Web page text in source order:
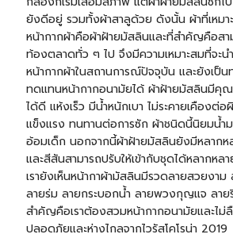
ยังดีอยู่ รวมทั้งผ้าสาลูด้วย ดังนั้น ผ้าที่เหมา
หน้ากากผ้าคือผ้าฝ้ายมัสลินและที่สำคัญคือสา
ท้องตลาดทั่ว ๆ ไป จึงมีความเหมาะสมที่จะนำ
หน้ากากผ้าในสถานการณ์ปัจจุบัน และยังเป็น
ทดแทนหน้ากากอนามัยได้ ผ้าฝ้ายมัสลินมีคุ
ได้ดี แห้งเร็ว มีน้ำหนักเบา ไม่ระคายเคืองต่
แข็งแรง ทนทานต่อการซัก ผ้าชนิดนี้นิยมน้ำม
อ้อมเด็ก นอกจากนี้ผ้าฝ้ายมัสลินยังมีหลากห
และสีสันสามารถปรับให้เข้ากับชุดได้หลากหล
เรายังเห็นหน้ากาผ้ามัสลินมีรวดลายสวยงาม
ลายร่ม ลายกระบอกน้ำลายพวงกุญแจ ลาย
สำคัญคือเราต้องสวมหน้ากากอนามัยและไม่
ปลอดภัยและห่างไกลจากไวรัสโคโรน่า 2019